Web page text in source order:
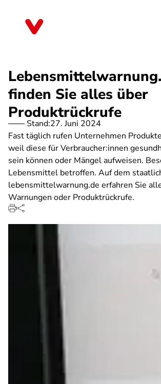
finden Sie alles über
Produktrückrufe
Stand:27. Juni 2024
Fast täglich rufen Unternehmen
weil diese für Verbraucher:innen
sein können oder Mängel aufweisen.
Lebensmittel betroffen. Auf dem
lebensmittelwarnung.de erfahren Sie
Warnungen oder Produktrückrufe.